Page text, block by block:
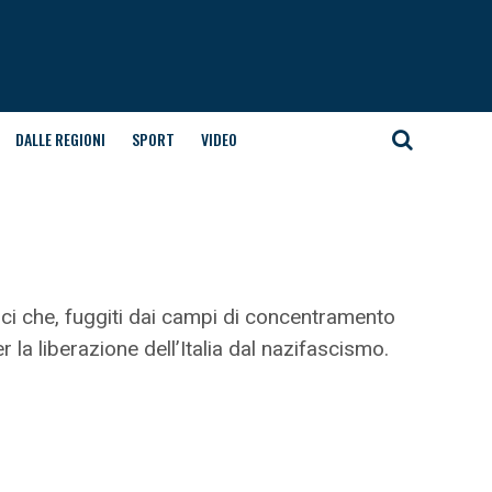
DALLE REGIONI SPORT VIDEO
che, fuggiti dai campi di concentramento
liberazione dell’Italia dal nazifascismo.